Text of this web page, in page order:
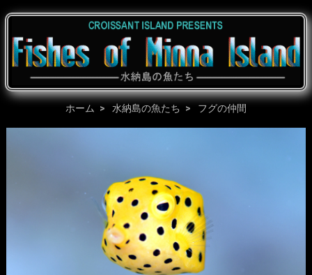
ホーム 水納島の魚たち フグの仲間